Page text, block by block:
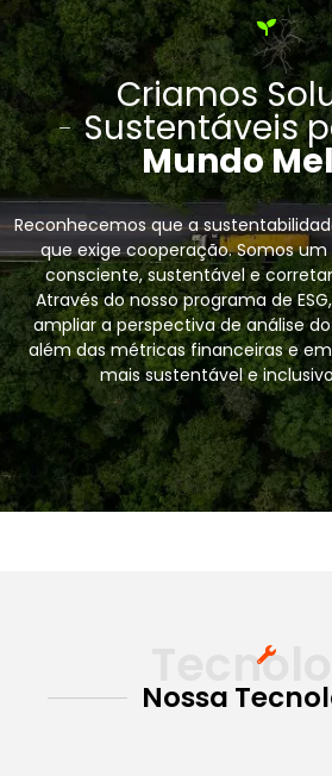
Criamos
Sustentáveis
Mundo
Reconhecemos que a
que exige cooperação. Somos
consciente, sustentável e
Através do nosso programa de
ampliar a perspectiva de análise
além das métricas financeiras e
mais sustentável e
Nossa